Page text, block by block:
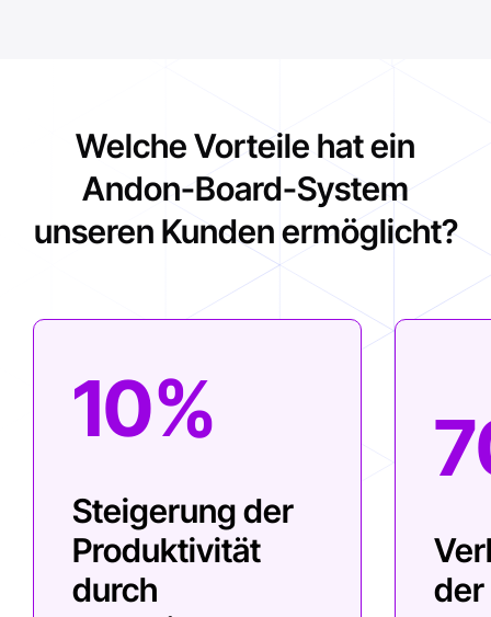
Welche Vorteile hat ein
Andon-Board-System
unseren Kunden ermöglicht?
10%
Steigerung der
Produktivität
durch
der